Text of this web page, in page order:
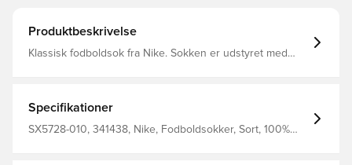
Produktbeskrivelse
Klassisk fodboldsok fra Nike. Sokken er udstyret med
Specifikationer
SX5728-010, 341438, Nike, Fodboldsokker, Sort, 100%